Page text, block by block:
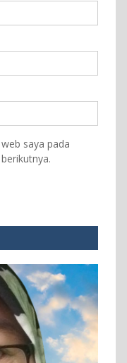
saya pada